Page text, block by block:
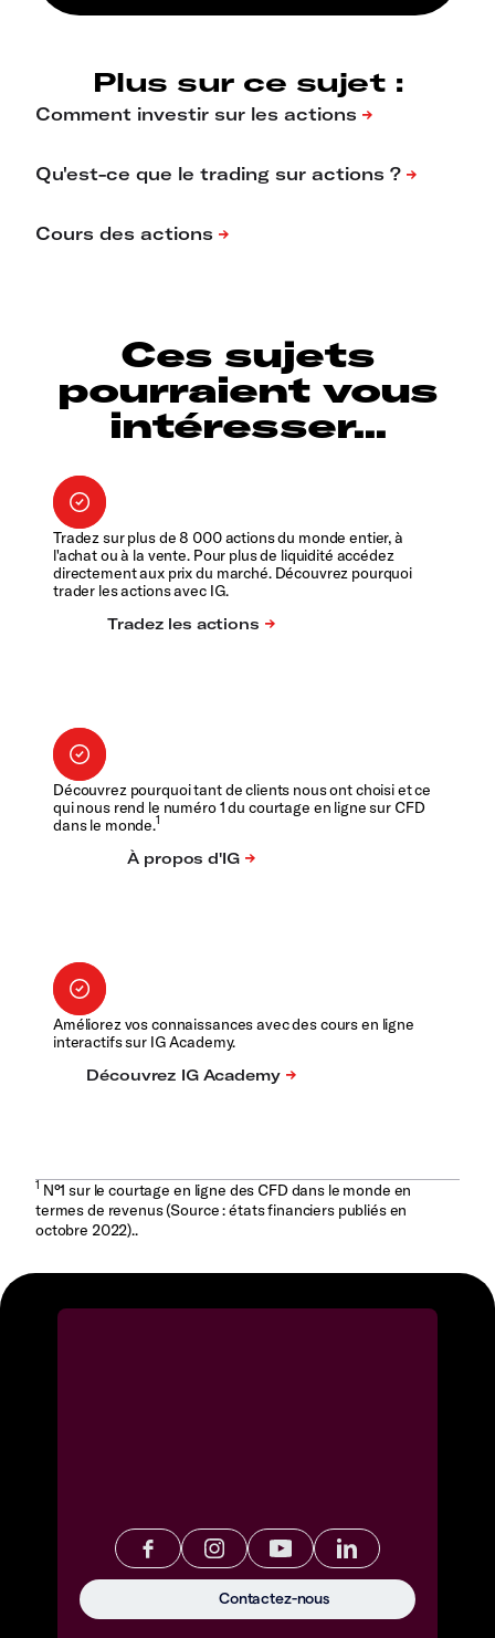
Plus sur ce sujet :
Ces sujets
pourraient vous
intéresser...
Tradez sur plus de 8 000 actions du monde entier, à
l'achat ou à la vente. Pour plus de liquidité accédez
directement aux prix du marché. Découvrez pourquoi
trader les actions avec IG.
Découvrez pourquoi tant de clients nous ont choisi et ce
qui nous rend le numéro 1 du courtage en ligne sur CFD
dans le monde.1
Améliorez vos connaissances avec des cours en ligne
interactifs sur IG Academy.
1N°1 sur le courtage en ligne des CFD dans le monde en
termes de revenus (Source : états financiers publiés en
octobre 2022)..